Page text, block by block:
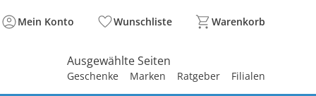
Mein Konto Wunschliste Warenkorb
Ausgewählte Seiten
Geschenke Marken Ratgeber Filialen